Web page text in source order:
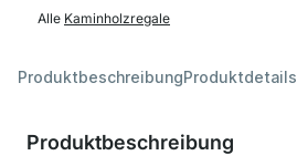
Alle Kaminholzregale
ProduktbeschreibungProduktdetails
Produktbeschreibung